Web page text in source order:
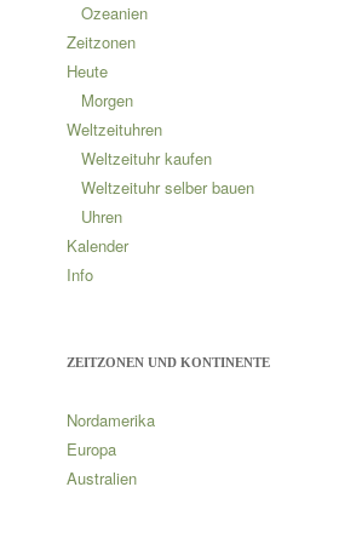
Ozeanien
Zeitzonen
Heute
Morgen
Weltzeituhren
Weltzeituhr kaufen
Weltzeituhr selber bauen
Uhren
Kalender
Info
ZEITZONEN UND KONTINENTE
Nordamerika
Europa
Australien